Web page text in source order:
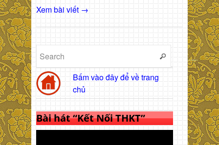
Xem bài viết →
Bấm vào đây để về trang
chủ
Bài hát “Kết Nối THKT”